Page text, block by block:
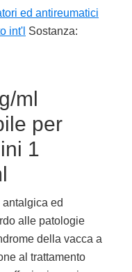
ed antireumatici
int'l Sostanza:
ml
per
1
ed
alle patologie
della vacca a
al trattamento